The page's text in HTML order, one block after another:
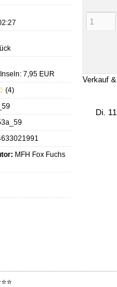
7,95 EUR
(4)
MFH Fox Fuchs
Verkauf
Di.